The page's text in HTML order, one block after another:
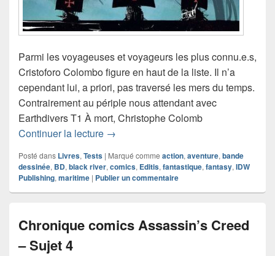
Parmi les voyageuses et voyageurs les plus connu.e.s,
Cristoforo Colombo figure en haut de la liste. Il n’a
cependant lui, a priori, pas traversé les mers du temps.
Contrairement au périple nous attendant avec
Earthdivers T1 À mort, Christophe Colomb
Continuer la lecture Chronique comics Earthdivers – À
→
Posté dans Livres, Tests | Marqué comme action, aventure, bande
dessinée, BD, black river, comics, Editis, fantastique, fantasy, IDW
Publishing, maritime | Publier un commentaire
Chronique comics Assassin’s Creed
– Sujet 4